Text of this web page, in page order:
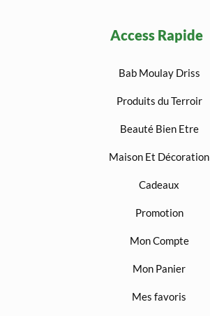
Access Rapide
Bab Moulay Driss
Produits du Terroir
Beauté Bien Etre
Maison Et Décoration
Cadeaux
Promotion
Mon Compte
Mon Panier
Mes favoris